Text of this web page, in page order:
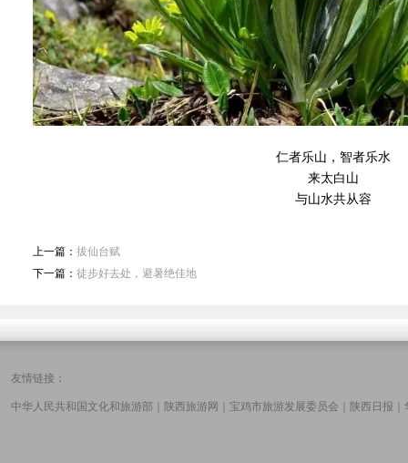
仁者乐山，智者乐水
来太白山
与山水共从容
上一篇： 拔仙台赋
下一篇： 徒步好去处，避暑绝佳地
友情链接：
中华人民共和国文化和旅游部 陕西旅游网 宝鸡市旅游发展委员会 陕西日报